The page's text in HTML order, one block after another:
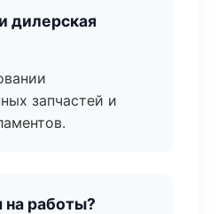
дилерская
запчастей и
на работы?